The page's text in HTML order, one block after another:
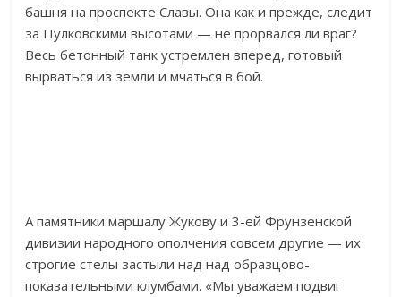
башня на проспекте Славы. Она как и прежде, следит
за Пулковскими высотами — не прорвался ли враг?
Весь бетонный танк устремлен вперед, готовый
вырваться из земли и мчаться в бой.
А памятники маршалу Жукову и 3-ей Фрунзенской
дивизии народного ополчения совсем другие — их
строгие стелы застыли над над образцово-
показательными клумбами. «Мы уважаем подвиг